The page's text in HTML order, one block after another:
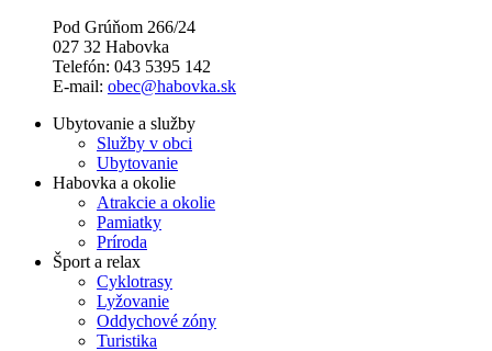
Pod Grúňom 266/24
027 32 Habovka
Telefón: 043 5395 142
E-mail: obec@habovka.sk
Ubytovanie a služby
Služby v obci
Ubytovanie
Habovka a okolie
Atrakcie a okolie
Pamiatky
Príroda
Šport a relax
Cyklotrasy
Lyžovanie
Oddychové zóny
Turistika